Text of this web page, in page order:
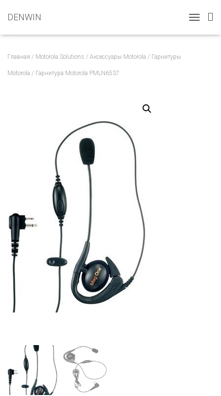
DENWIN
O
Главная / Motorola Solutions / Аксессуары Motorola / Гарнитуры
Motorola / Гарнитура Motorola PMLN6537